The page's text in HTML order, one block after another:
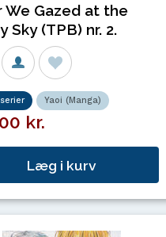
We Gazed at the
Sky (TPB) nr. 2.
Yaoi (Manga)
kr.
Læg i kurv